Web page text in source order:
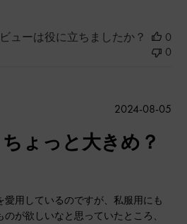
ューは役に立ちましたか？
0
0
ょっと大きめ？
用しているのですが、私服用にも
が欲しいなと思っていたところ、
公
2024-08-05